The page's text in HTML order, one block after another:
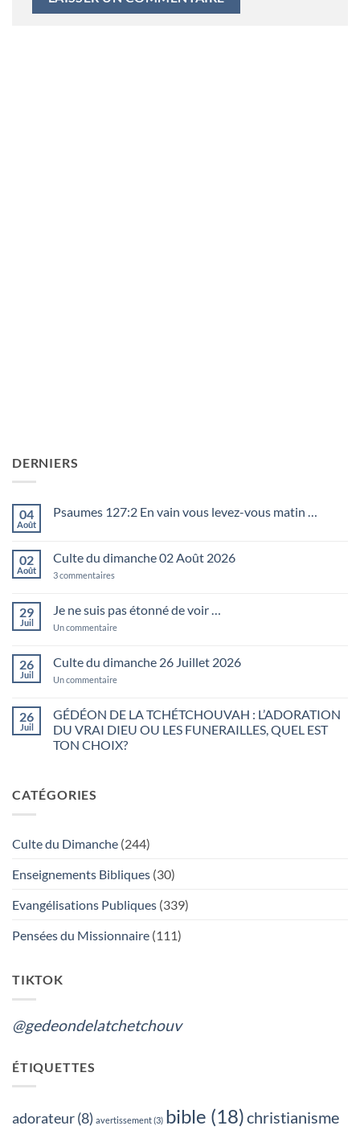
DERNIERS
04
Août
Psaumes 127:2 En vain vous levez-vous matin …
Psaumes
En
levez-
matin
02
Août
Culte du dimanche 02 Août 2026
3 commentaires
dimanche
02
Août
29
Juil
Je ne suis pas étonné de voir …
Un commentairesur
pas
étonné
…
26
Juil
Culte du dimanche 26 Juillet 2026
Un commentairesur
dimanche
26
Juillet
2026
26
Juil
GÉDÉON DE LA TCHÉTCHOUVAH : L’ADORATION
DU VRAI DIEU OU LES FUNERAILLES, QUEL EST
TON CHOIX?
GÉDÉON
DE
L’ADORATION
DIEU
FUNERAILLES,
TON
CATÉGORIES
Culte du Dimanche (244)
Enseignements Bibliques (30)
Evangélisations Publiques (339)
Pensées du Missionnaire (111)
TIKTOK
@gedeondelatchetchouv
ÉTIQUETTES
adorateur(8) avertissement(3) bible (18)christianisme